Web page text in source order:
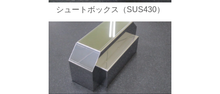
シュートボックス（SUS430）